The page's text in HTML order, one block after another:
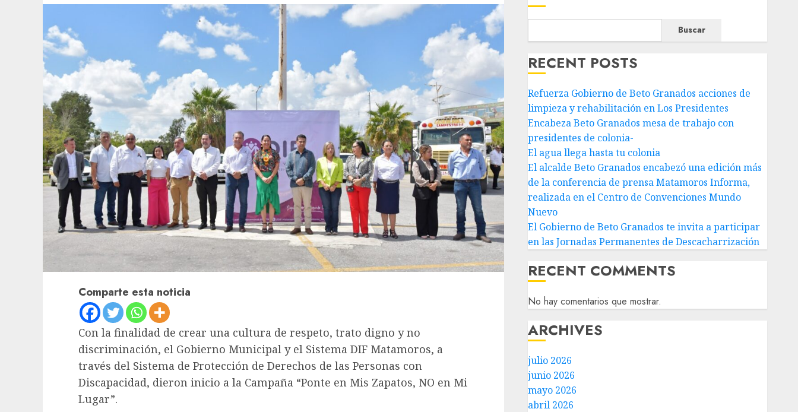
Comparte esta noticia
Con la finalidad de crear una cultura de respeto, trato digno y no
discriminación, el Gobierno Municipal y el Sistema DIF Matamoros, a
través del Sistema de Protección de Derechos de las Personas con
Discapacidad, dieron inicio a la Campaña “Ponte en Mis Zapatos, NO en Mi
Lugar”.
Buscar
RECENT POSTS
Refuerza Gobierno de Beto Granados acciones de
limpieza y rehabilitación en Los Presidentes
Encabeza Beto Granados mesa de trabajo con
presidentes de colonia-
El agua llega hasta tu colonia
El alcalde Beto Granados encabezó una edición más
de la conferencia de prensa Matamoros Informa,
realizada en el Centro de Convenciones Mundo
Nuevo
El Gobierno de Beto Granados te invita a participar
en las Jornadas Permanentes de Descacharrización
RECENT COMMENTS
No hay comentarios que mostrar.
ARCHIVES
julio 2026
junio 2026
mayo 2026
abril 2026